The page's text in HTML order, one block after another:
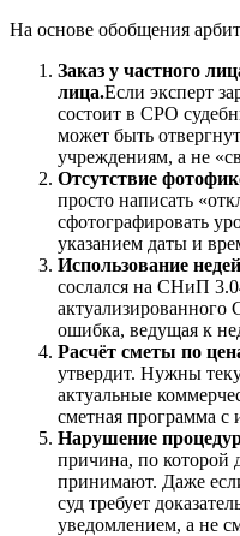
На основе обобщения
Заказ у частного
лица.Если эксперт
состоит в СРО
может быть
учреждениям, а не
Отсутствие
просто написать
сфотографировать
указанием даты и
Использование
сослался на СНиП
ошибка, ведущая к
Расчёт сметы по
утвердит. Нужны
актуальные
сметная программа с
Нарушение
причина, по которой
принимают. Даже
суд требует
уведомлением, а не